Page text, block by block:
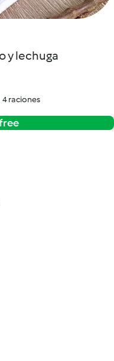
y lechuga
4 raciones